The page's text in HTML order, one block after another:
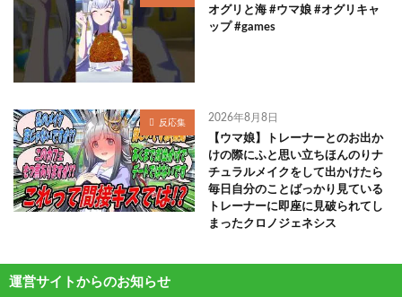
オグリと海 #ウマ娘 #オグリキャ
ップ #games
反応集 2026年8月8日
【ウマ娘】トレーナーとのお出か
けの際にふと思い立ちほんのりナ
チュラルメイクをして出かけたら
毎日自分のことばっかり見ている
トレーナーに即座に見破られてし
まったクロノジェネシス
運営サイトからのお知らせ